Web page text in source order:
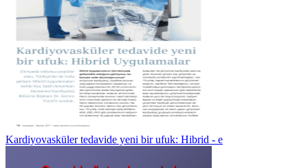
Kardiyovasküler tedavide yeni bir ufuk: Hibrid - e